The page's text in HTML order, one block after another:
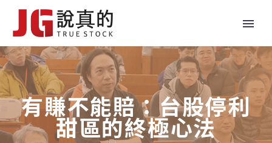
有賺不能賠：台股停利
甜區的終極心法